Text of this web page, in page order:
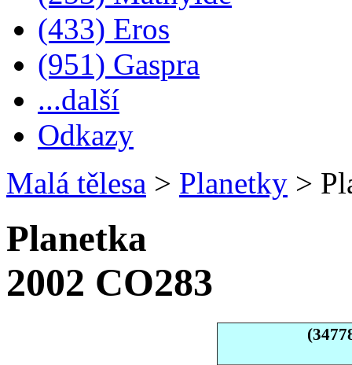
(433) Eros
(951) Gaspra
...další
Odkazy
Malá tělesa > Planetky >
Planetka
2002 CO283